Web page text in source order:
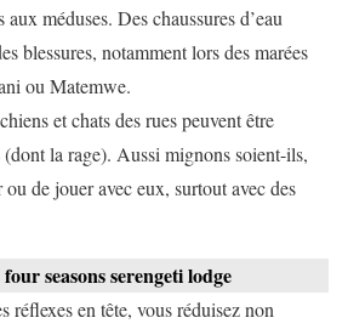
méduses. Des chaussures d’eau
blessures, notamment lors des marées
ou Matemwe.
chiens et chats des rues peuvent être
la rage). Aussi mignons soient-ils,
ou de jouer avec eux, surtout avec des
seasons serengeti lodge
réflexes en tête, vous réduisez non